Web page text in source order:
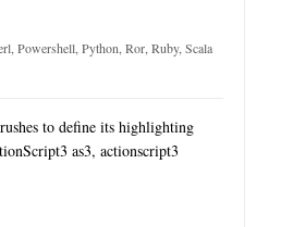
,Powershell,Python,Ror,Ruby,Scala
to define its highlighting
as3, actionscript3